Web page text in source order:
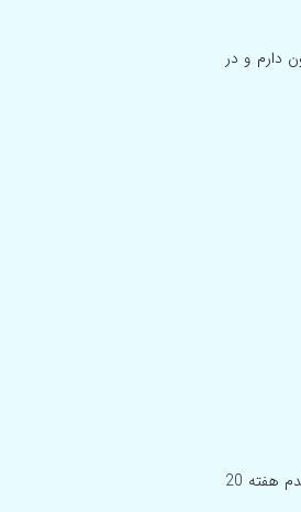
خون دارم و در
سلام خسته نباشین من یک بارداری خارج رحم داشتم لوله سمت چپ ندارم بعد دوقلو باردار شدم هفته 20